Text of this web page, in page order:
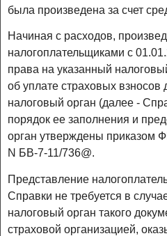
была произведена за счет
Начиная с расходов,
налогоплательщиками с
права на указанный
об уплате страховых взносов
налоговый орган (далее -
порядок ее заполнения и
орган утверждены приказом
N БВ-7-11/736@.
Представление
Справки не требуется в
налоговый орган такого
страховой организацией,